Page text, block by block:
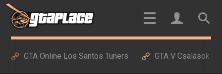
GTA Online Los Santos Tuners GTA V Csalások